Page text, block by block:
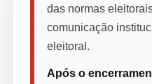
das normas
comunicação
eleitoral.
Após o